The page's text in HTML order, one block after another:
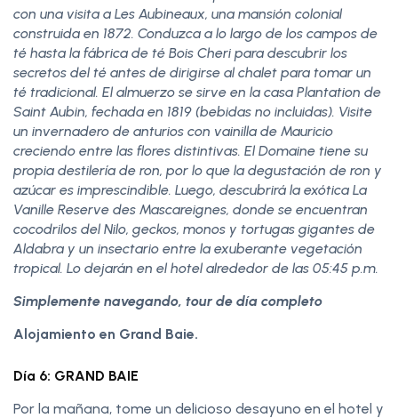
con una visita a Les Aubineaux, una mansión colonial
construida en 1872. Conduzca a lo largo de los campos de
té hasta la fábrica de té Bois Cheri para descubrir los
secretos del té antes de dirigirse al chalet para tomar un
té tradicional. El almuerzo se sirve en la casa Plantation de
Saint Aubin, fechada en 1819 (bebidas no incluidas). Visite
un invernadero de anturios con vainilla de Mauricio
creciendo entre las flores distintivas. El Domaine tiene su
propia destilería de ron, por lo que la degustación de ron y
azúcar es imprescindible. Luego, descubrirá la exótica La
Vanille Reserve des Mascareignes, donde se encuentran
cocodrilos del Nilo, geckos, monos y tortugas gigantes de
Aldabra y un insectario entre la exuberante vegetación
tropical. Lo dejarán en el hotel alrededor de las 05:45 p.m.
Simplemente navegando, tour de día completo
Alojamiento en Grand Baie.
Día 6: GRAND BAIE
Por la mañana, tome un delicioso desayuno en el hotel y